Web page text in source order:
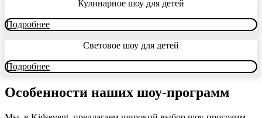
Кулинарное шоу для детей
Подробнее
Световое шоу для детей
Подробнее
Особенности наших шоу-программ